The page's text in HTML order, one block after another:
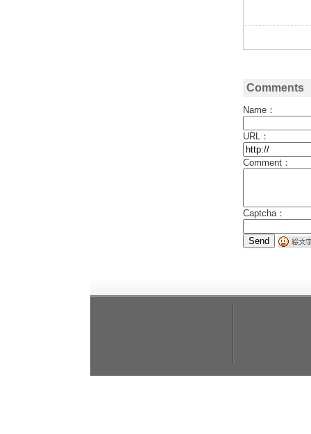
Comments
Name：
URL：
Comment：
Captcha：